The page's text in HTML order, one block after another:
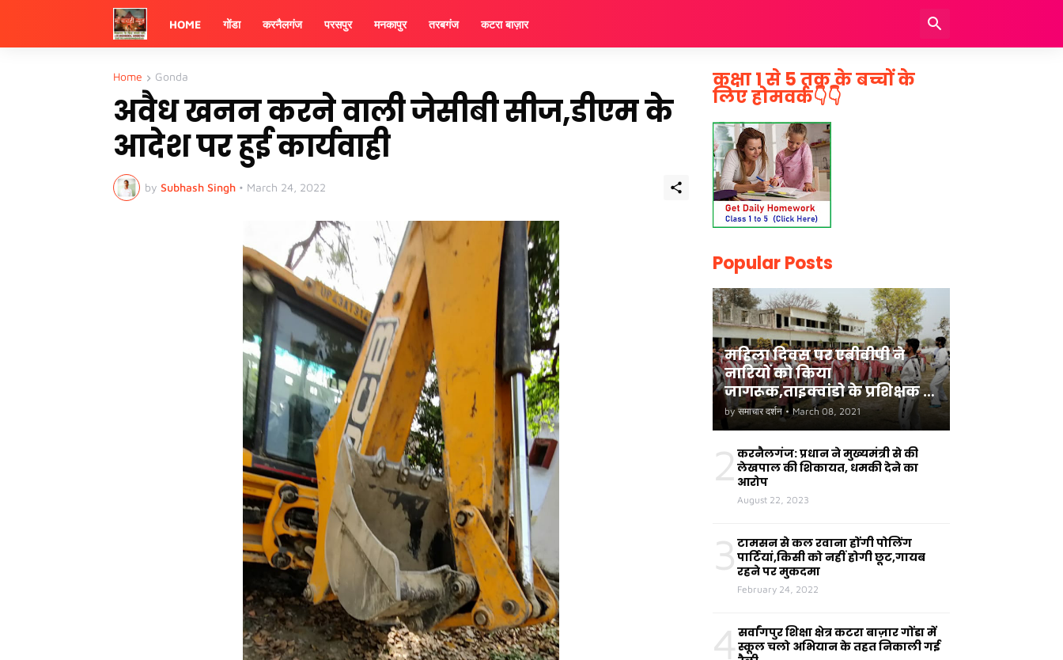
HOME गोंडा करनैलगंज परसपुर मनकापुर तरबगंज कटरा बाज़ार
Home Gonda
अवैध खनन करने वाली जेसीबी सीज,डीएम के
आदेश पर हुई कार्यवाही
by Subhash Singh • March 24, 2022
कक्षा 1 से 5 तक के बच्चों के
लिए होमवर्क👇👇
Popular Posts
महिला दिवस पर एबीवीपी ने
नारियों को किया
जागरूक,ताइक्वांडो के प्रशिक्षक ने
छात्राओं को सुरक्षा के टिप्स दिए
by समाचार दर्शन • March 08, 2021
2 करनैलगंज: प्रधान ने मुख्यमंत्री से की
लेखपाल की शिकायत, धमकी देने का
आरोप
August 22, 2023
3 टामसन से कल रवाना होंगी पोलिंग
पार्टियां,किसी को नहीं होगी छूट,गायब
रहने पर मुकदमा
February 24, 2022
4 सर्वांगपुर शिक्षा क्षेत्र कटरा बाज़ार गोंडा में
स्कूल चलो अभियान के तहत निकाली गई